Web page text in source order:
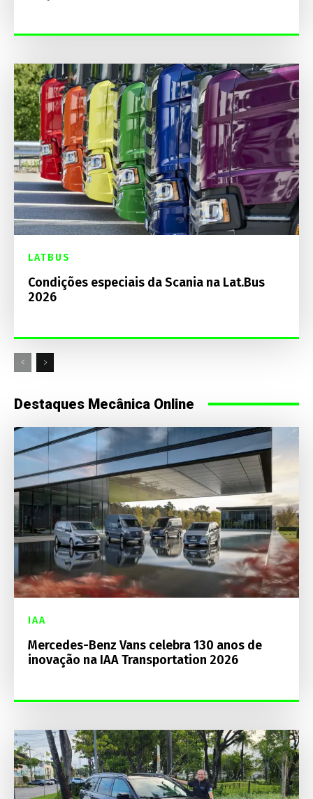
LATBUS
Condições especiais da Scania na Lat.Bus
2026
Destaques Mecânica Online
IAA
Mercedes-Benz Vans celebra 130 anos de
inovação na IAA Transportation 2026